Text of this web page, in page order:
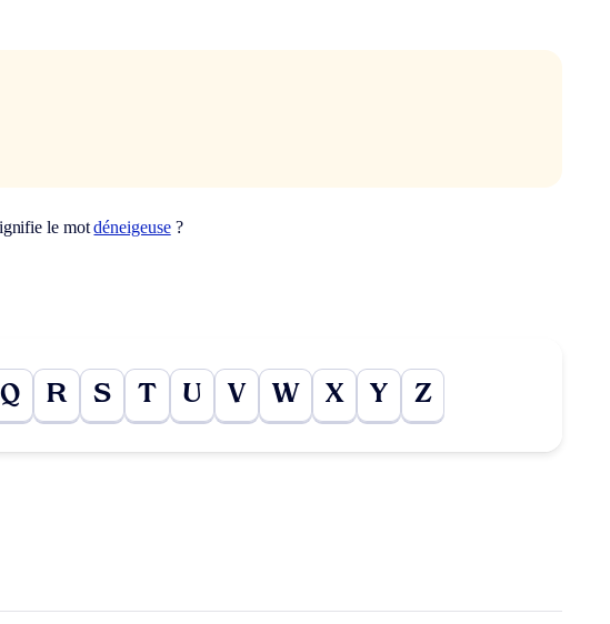
le motdéneigeuse?
Q R S T U V W X Y Z